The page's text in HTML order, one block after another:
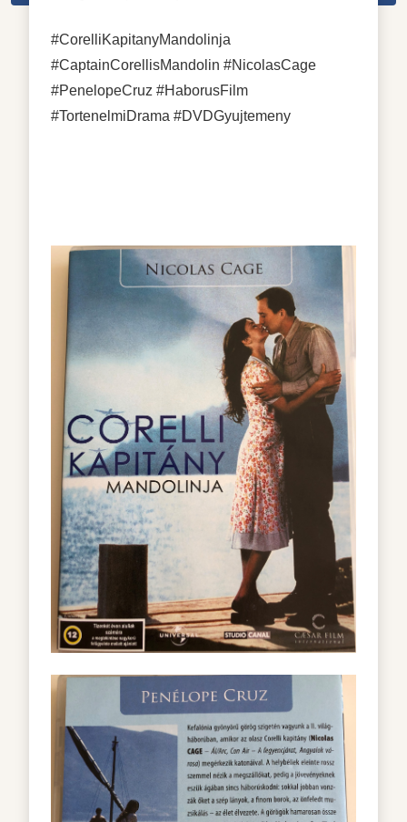
#CorelliKapitanyMandolinja
#CaptainCorellisMandolin #NicolasCage
#PenelopeCruz #HaborusFilm
#TortenelmiDrama #DVDGyujtemeny